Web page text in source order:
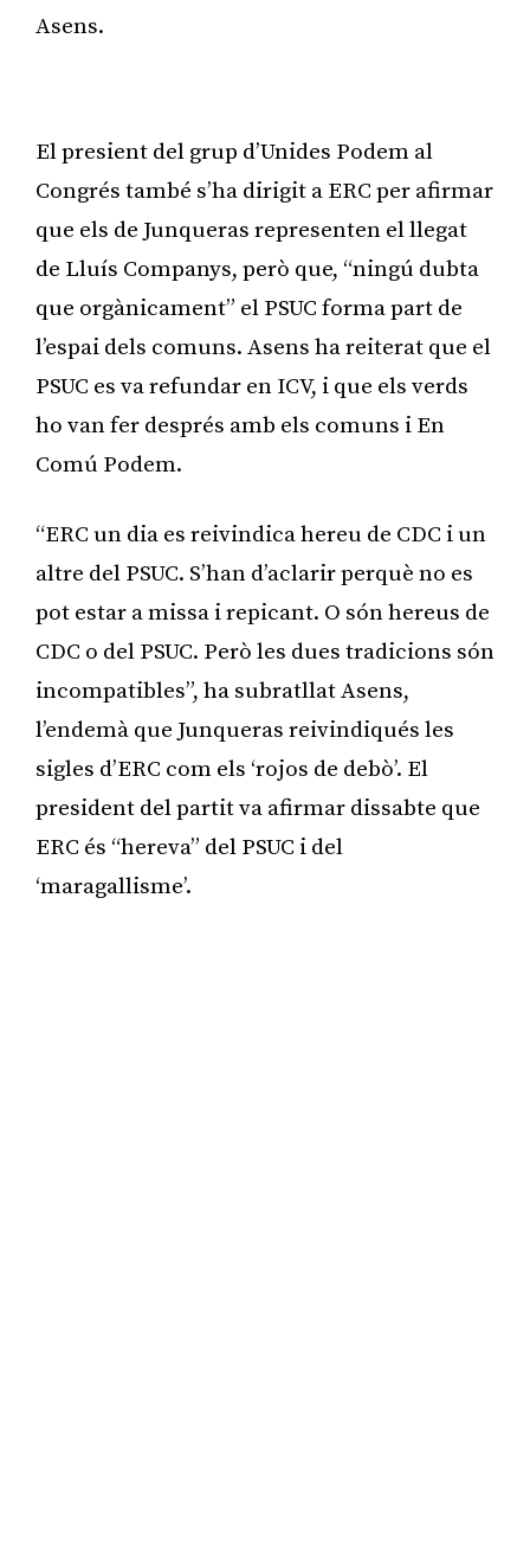
Asens.
El presient del grup d’Unides Podem al
Congrés també s’ha dirigit a ERC per afirmar
que els de Junqueras representen el llegat
de Lluís Companys, però que, “ningú dubta
que orgànicament” el PSUC forma part de
l’espai dels comuns. Asens ha reiterat que el
PSUC es va refundar en ICV, i que els verds
ho van fer després amb els comuns i En
Comú Podem.
“ERC un dia es reivindica hereu de CDC i un
altre del PSUC. S’han d’aclarir perquè no es
pot estar a missa i repicant. O són hereus de
CDC o del PSUC. Però les dues tradicions són
incompatibles”, ha subratllat Asens,
l’endemà que Junqueras reivindiqués les
sigles d’ERC com els ‘rojos de debò’. El
president del partit va afirmar dissabte que
ERC és “hereva” del PSUC i del
‘maragallisme’.